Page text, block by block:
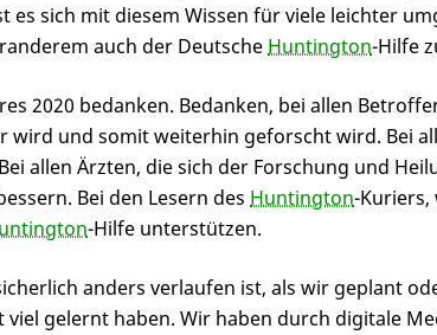
es sich mit diesem Wissen für viele leichter
auch der Deutsche Huntington-Hilfe
2020 bedanken. Bedanken, bei allen
wird und somit weiterhin geforscht wird. Bei
allen Ärzten, die sich der Forschung und
Bei den Lesern des Huntington-Kuriers,
-Hilfe unterstützen.
anders verlaufen ist, als wir geplant
viel gelernt haben. Wir haben durch digitale